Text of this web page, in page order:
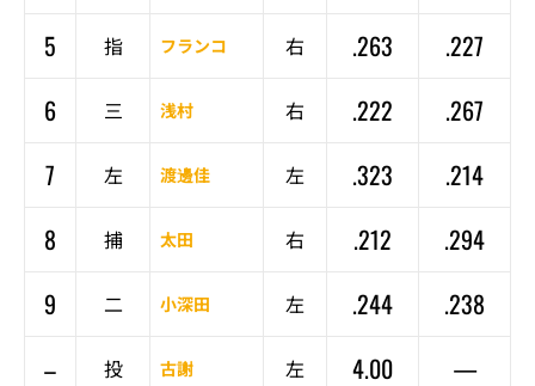
5
指 フランコ 右 .263
.227
6
三 浅村 右 .222
.267
7
左 渡邊佳 左 .323
.214
8
捕 太田 右 .212
.294
9
二 小深田 左 .244
.238
–
投 古謝 左 4.00 —